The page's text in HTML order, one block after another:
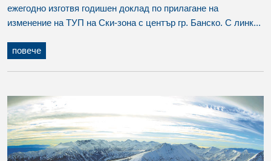
ежегодно изготвя годишен доклад по прилагане на
изменение на ТУП на Ски-зона с център гр. Банско. С линк...
повече